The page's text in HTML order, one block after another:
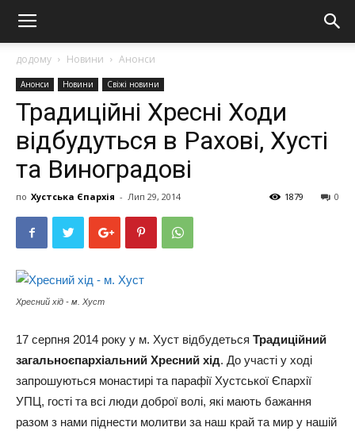
додому Новини Анонси
Анонси Новини Свіжі новини
Традиційні Хресні Ходи
відбудуться в Рахові, Хусті
та Виноградові
по Хустська Єпархія - Лип 29, 2014 0
1879
Хресний хід - м. Хуст
17 серпня 2014 року у м. Хуст відбудеться Традиційний
загальноєпархіальний Хресний хід. До участі у ході
запрошуються монастирі та парафії Хустської Єпархії
УПЦ, гості та всі люди доброї волі, які мають бажання
разом з нами піднести молитви за наш край та мир у нашій